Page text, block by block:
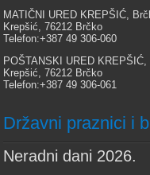
MATIČNI URED KREPŠIĆ,
Krepšić, 76212 Brčko
Telefon:+387 49 306-060
POŠTANSKI URED KREPŠIĆ,
Krepšić, 76212 Brčko
Telefon:+387 49 306-061
Državni praznici i
Neradni dani 2026.